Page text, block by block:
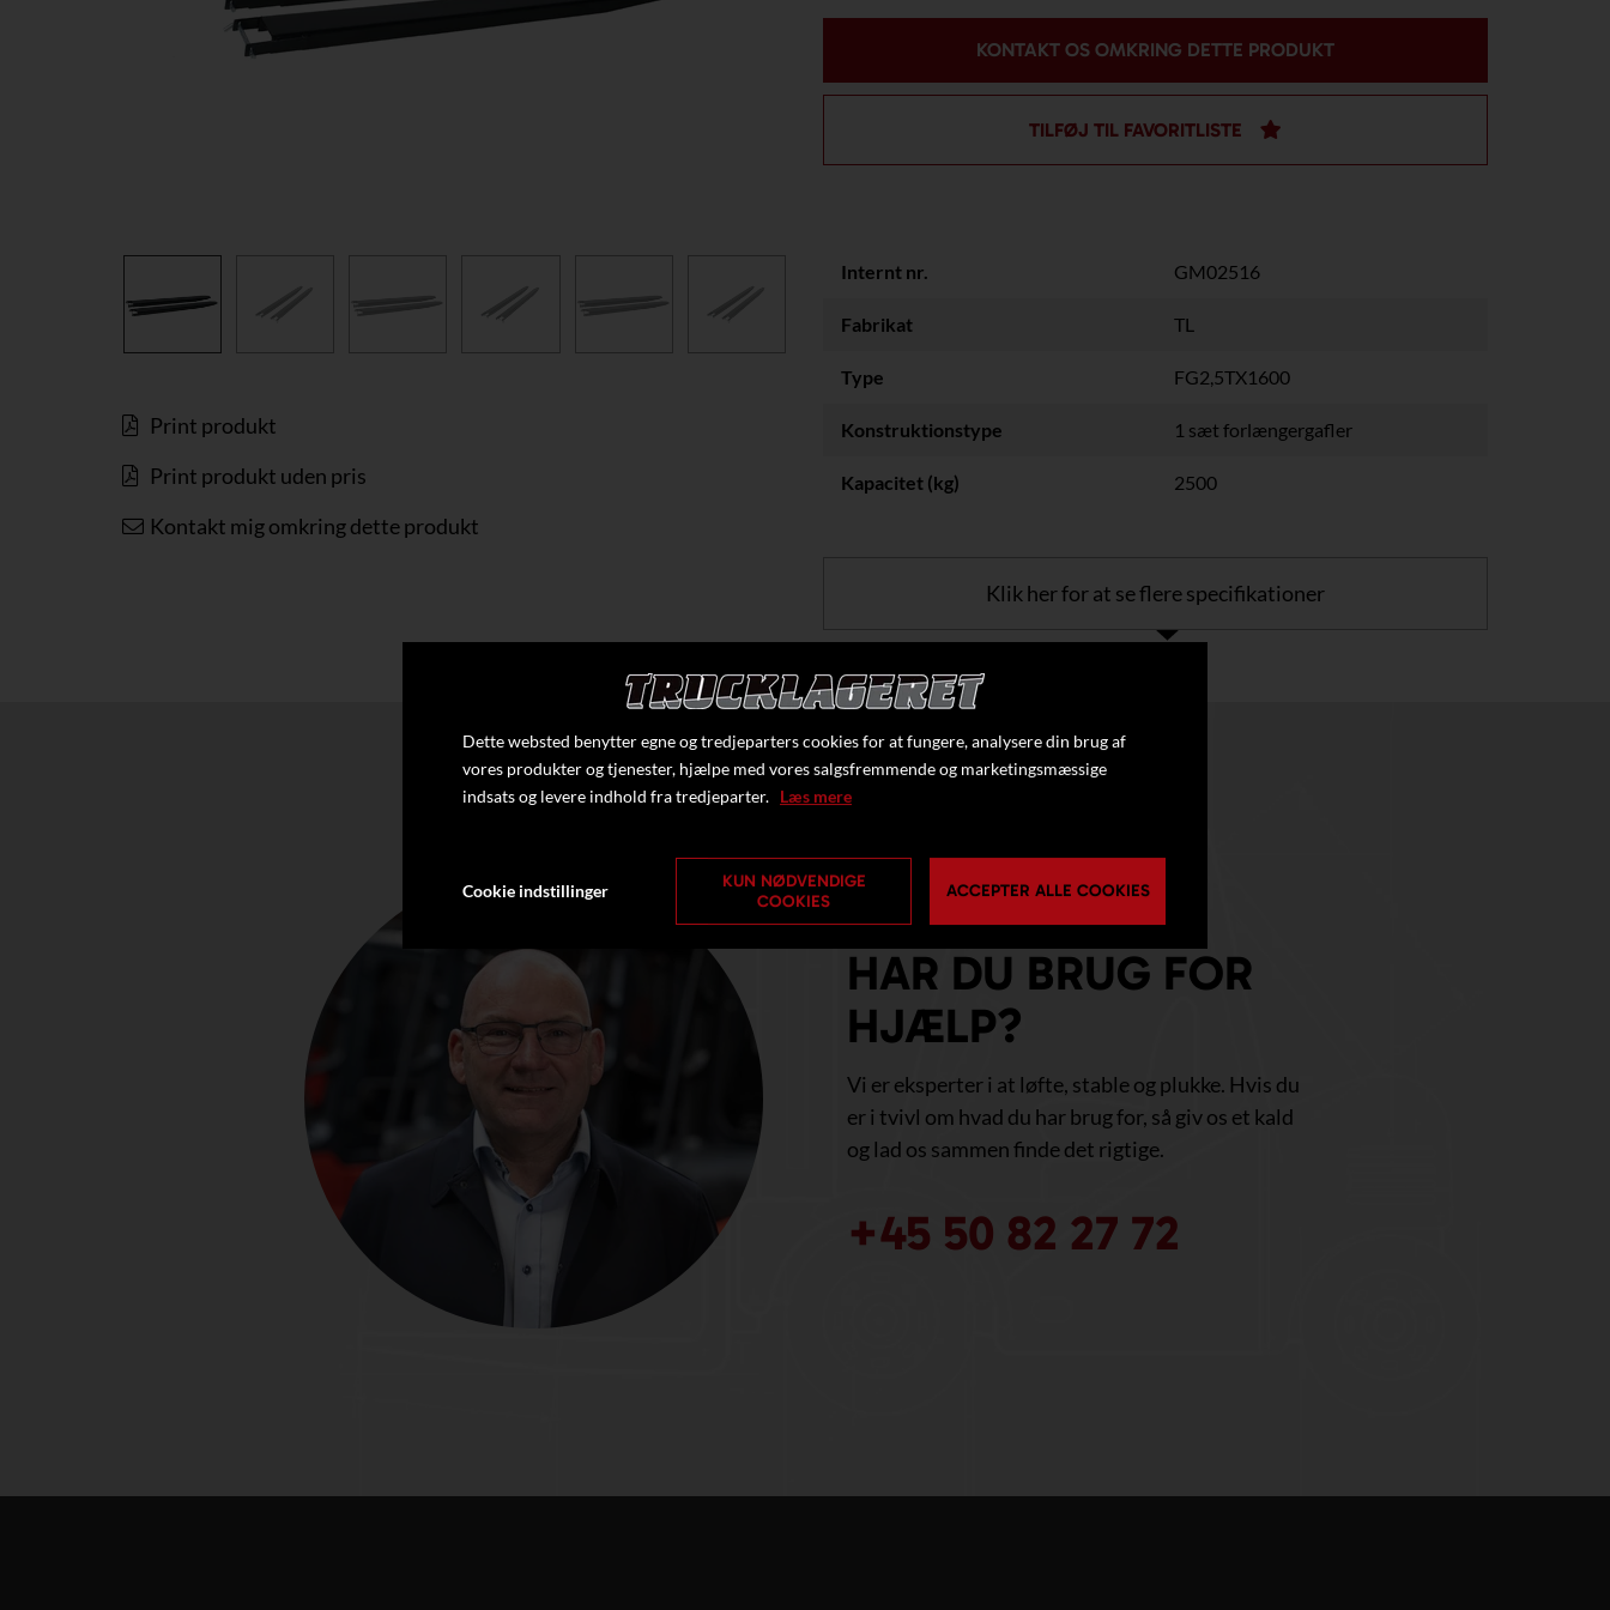
Print produkt
Print produkt uden pris
Kontakt mig omkring dette produkt
KONTAKT OS OMKRING DETTE PRODUKT
TILFØJ TIL FAVORITLISTE
Internt nr. GM02516
Fabrikat TL
Type FG2,5TX1600
Konstruktionstype 1 sæt forlængergafler
Kapacitet (kg) 2500
Klik her for at se flere specifikationer
HAR DU BRUG FOR
HJÆLP?
Vi er eksperter i at løfte, stable og plukke. Hvis du
er i tvivl om hvad du har brug for, så giv os et kald
og lad os sammen finde det rigtige.
+45 50 82 27 72
Dette websted benytter egne og tredjeparters cookies for at fungere, analysere din brug af
vores produkter og tjenester, hjælpe med vores salgsfremmende og marketingsmæssige
indsats og levere indhold fra tredjeparter. Læs mere
Cookie indstillinger
KUN NØDVENDIGE
COOKIES
ACCEPTER ALLE COOKIES